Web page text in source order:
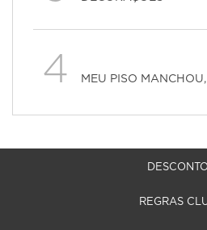
4 MEU PISO
REGRAS